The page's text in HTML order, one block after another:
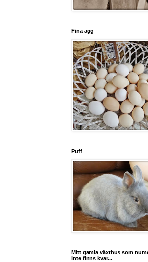
Fina ägg
Puff
Mitt gamla växthus som
inte finns kvar...